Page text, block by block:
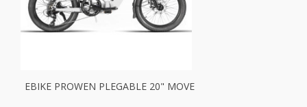
EBIKE PROWEN PLEGABLE 20" MOVE